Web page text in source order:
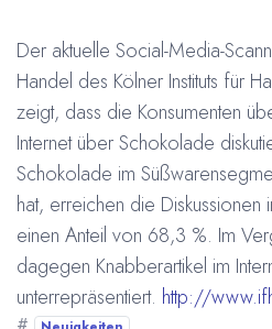
Der aktuelle Social-Media-
Handel des Kölner Instituts für
zeigt, dass die Konsumenten
Internet über Schokolade
Schokolade im
hat, erreichen die Diskussionen
einen Anteil von 68,3 %. Im
dagegen Knabberartikel im
unterrepräsentiert. http://